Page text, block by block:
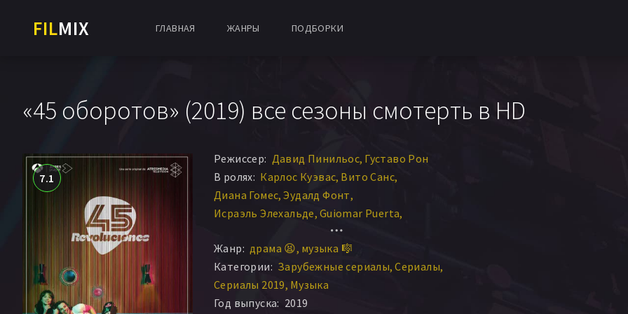
FILMIX ГЛАВНАЯ ЖАНРЫ ПОДБОРКИ
«45 оборотов» (2019) все сезоны смотерть в HD
7.1
Режиссер: Давид Пинильос Густаво Рон
В ролях: Карлос Куэвас Вито Санс
Диана Гомес Эудалд Фонт
Исраэль Элехальде Guiomar Puerta
Луис Ларродера
Кармен Гутьеррес
Жанр: драма 😫 музыка 🎼
Категории: Зарубежные сериалы Сериалы
Сериалы 2019 Музыка
Год выпуска: 2019